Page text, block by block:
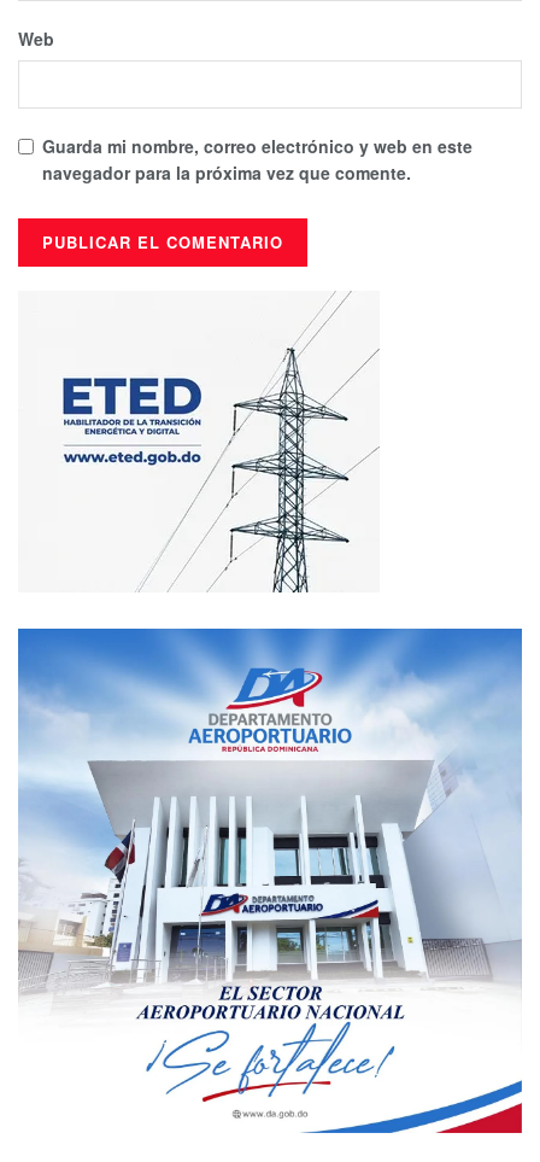
Web
Guarda mi nombre, correo electrónico y web en este
navegador para la próxima vez que comente.